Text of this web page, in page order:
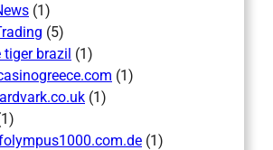
(1)
(5)
tiger brazil (1)
(1)
(1)
(1)